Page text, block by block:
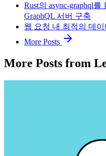
Rust의 async-graphql
GraphQL 서버 구축
웹 요청 내 최적의 데
More Posts
More Posts from